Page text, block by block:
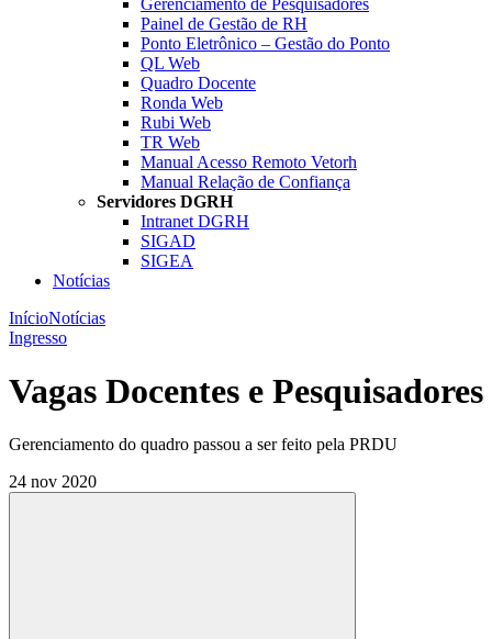
Painel de Gestão de RH
Ponto Eletrônico – Gestão do Ponto
QL Web
Quadro Docente
Ronda Web
Rubi Web
TR Web
Manual Acesso Remoto Vetorh
Manual Relação de Confiança
Servidores DGRH
Intranet DGRH
SIGAD
SIGEA
Notícias
InícioNotícias
Ingresso
Vagas Docentes e Pesquisadores
Gerenciamento do quadro passou a ser feito pela PRDU
24 nov 2020